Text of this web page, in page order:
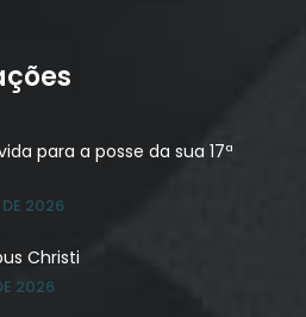
para a posse da sua 17ª
2026
Christi
2026